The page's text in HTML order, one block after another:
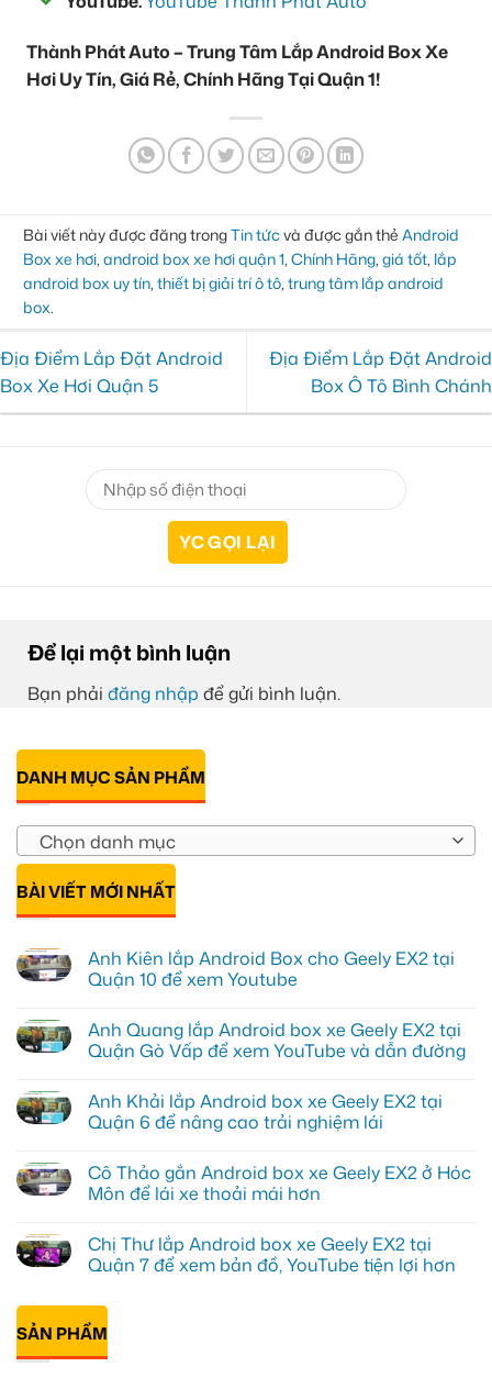
Thành Phát Auto – Trung Tâm Lắp Android Box Xe
Hơi Uy Tín, Giá Rẻ, Chính Hãng Tại Quận 1!
Bài viết này được đăng trongTin tứcvà được gắn thẻ Android
Box xe hơi, android box xe hơi quận 1, Chính Hãng, giá tốt, lắp
android box uy tín, thiết bị giải trí ô tô, trung tâm lắp android
box.
Địa Điểm Lắp Đặt Android
Box Xe Hơi Quận 5
Địa Điểm Lắp Đặt Android
Box Ô Tô Bình Chánh
Để lại một bình luận
Bạn phải đăng nhập để gửi bình luận.
DANH MỤC SẢN PHẨM
Chọn danh mục
BÀI VIẾT MỚI NHẤT
Anh Kiên lắp Android Box cho Geely EX2 tại
Quận 10 để xem Youtube
bình
luận
ở
lắp
Android
Box
EX2
tại
Quận
xem
Youtube
Anh Quang lắp Android box xe Geely EX2 tại
Quận Gò Vấp để xem YouTube và dẫn đường
bình
luận
ở
lắp
Android
box
EX2
tại
Quận
Vấp
xem
YouTube
và
Anh Khải lắp Android box xe Geely EX2 tại
Quận 6 để nâng cao trải nghiệm lái
bình
luận
ở
lắp
Android
box
Geely
EX2
tại
Quận
6
Cô Thảo gắn Android box xe Geely EX2 ở Hóc
Môn để lái xe thoải mái hơn
bình
luận
ở
Thảo
gắn
Android
box
xe
Chị Thư lắp Android box xe Geely EX2 tại
Quận 7 để xem bản đồ, YouTube tiện lợi hơn
có
luận
ở
Chị
SẢN PHẨM